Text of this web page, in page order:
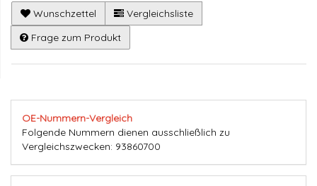
Wunschzettel
Vergleichsliste
Frage zum Produkt
OE-Nummern-Vergleich
Folgende Nummern dienen ausschließlich zu
Vergleichszwecken: 93860700